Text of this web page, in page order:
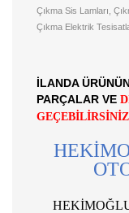
Çıkma Sis Lamları,
Çıkma Elektrik
İLANDA
PARÇALAR VE
HEKİMOĞLU